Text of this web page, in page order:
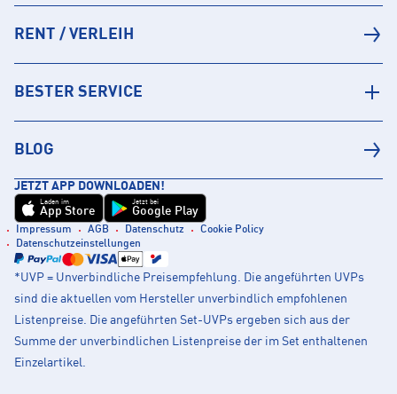
RENT / VERLEIH
BESTER SERVICE
BLOG
JETZT APP DOWNLOADEN!
Laden im
App Store
Jetzt bei
Google Play
Impressum AGB Datenschutz
Cookie Policy
Datenschutzeinstellungen
*UVP = Unverbindliche Preisempfehlung. Die angeführten UVPs
sind die aktuellen vom Hersteller unverbindlich empfohlenen
Listenpreise. Die angeführten Set-UVPs ergeben sich aus der
Summe der unverbindlichen Listenpreise der im Set enthaltenen
Einzelartikel.